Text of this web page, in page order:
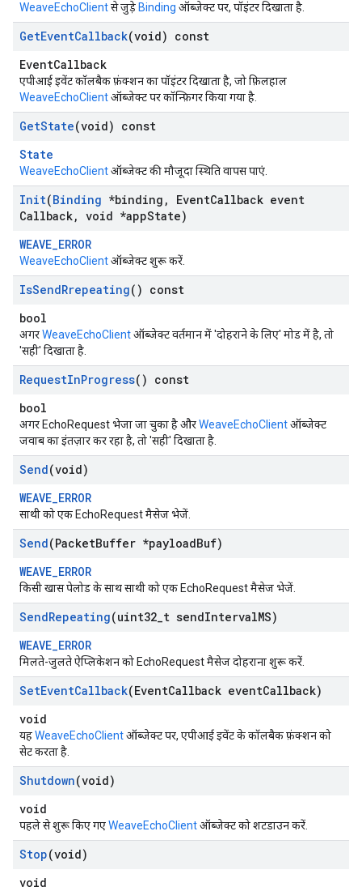
WeaveEchoClientसे जुड़े Binding ऑब्जेक्ट पर, पॉइंटर दिखाता है.
GetEventCallback(void) const
EventCallback
एपीआई इवेंट कॉलबैक फ़ंक्शन का पॉइंटर दिखाता है, जो फ़िलहाल
WeaveEchoClientऑब्जेक्ट पर कॉन्फ़िगर किया गया है.
GetState(void) const
State
WeaveEchoClientऑब्जेक्ट की मौजूदा स्थिति वापस पाएं.
Init(Binding *binding , EventCallback event
Callback, void *appState)
WEAVE_ERROR
WeaveEchoClientऑब्जेक्ट शुरू करें.
IsSendRrepeating() const
bool
अगरWeaveEchoClientऑब्जेक्ट वर्तमान में 'दोहराने के लिए' मोड में है, तो
'सही' दिखाता है.
RequestInProgress() const
bool
अगर EchoRequest भेजा जा चुका है औरWeaveEchoClientऑब्जेक्ट
जवाब का इंतज़ार कर रहा है, तो 'सही' दिखाता है.
Send(void)
WEAVE_ERROR
साथी को एक EchoRequest मैसेज भेजें.
Send(PacketBuffer *payloadBuf)
WEAVE_ERROR
किसी खास पेलोड के साथ साथी को एक EchoRequest मैसेज भेजें.
SendRepeating(uint32 t sendIntervalMS)
WEAVE_ERROR
मिलते-जुलते ऐप्लिकेशन को EchoRequest मैसेज दोहराना शुरू करें.
SetEventCallback(EventCallback eventCallback)
void
यहWeaveEchoClientऑब्जेक्ट पर, एपीआई इवेंट के कॉलबैक फ़ंक्शन को
सेट करता है.
Shutdown(void)
void
पहले से शुरू किए गएWeaveEchoClientऑब्जेक्ट को शटडाउन करें.
Stop(void)
void